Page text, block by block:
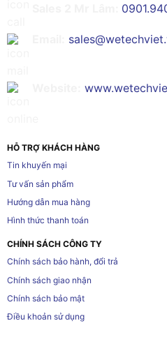
HỖ TRỢ KHÁCH HÀNG
Tin khuyến mại
Tư vấn sản phẩm
Hướng dẫn mua hàng
Hình thức thanh toán
CHÍNH SÁCH CÔNG TY
Chính sách bảo hành, đổi trả
Chính sách giao nhận
Chính sách bảo mật
Điều khoản sử dụng